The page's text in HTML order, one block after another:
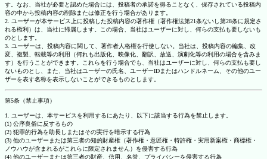
す。なお、当社が必要と認めた場合には、投稿者の承諾を得ることなく、保存されている投稿内
容の中から投稿内容の削除または修正を行う場合があります。
2. ユーザーが本サービス上に投稿した投稿内容の著作権（著作権法第21条ないし第28条に規定さ
れる権利）は、当社に帰属します。この場合、当社はユーザーに対し、何らの支払も要しないも
のとします。
3. ユーザーは、投稿内容に関して、著作者人格権を行使しない。当社は、投稿内容の編集、改
変、複製、転載等の利用（何れも出版化、映像化、翻訳、放送、演劇化等の利用の場合を含みま
す）を行うことができます。これらを行う場合でも、当社はユーザーに対し、何らの支払も要し
ないものとし、また、当社はユーザーの氏名、ユーザーIDまたはハンドルネーム、その他のユー
ザーを表す名称を表示しないことができるものとします。
第5条（禁止事項）
1. ユーザーは、本サービスを利用するにあたり、以下に該当する行為を禁止します。
(1) 公序良俗に反するもの
(2) 犯罪的行為を助長しまたはその実行を暗示する行為
(3) 他のユーザーまたは第三者の知的財産権（著作権・意匠権・特許権・実用新案権・商標権・
ノウハウが含まれるがこれらに限定されません）を侵害する行為
(4) 他のユーザーまたは第三者の財産、信用、名誉、プライバシーを侵害する行為